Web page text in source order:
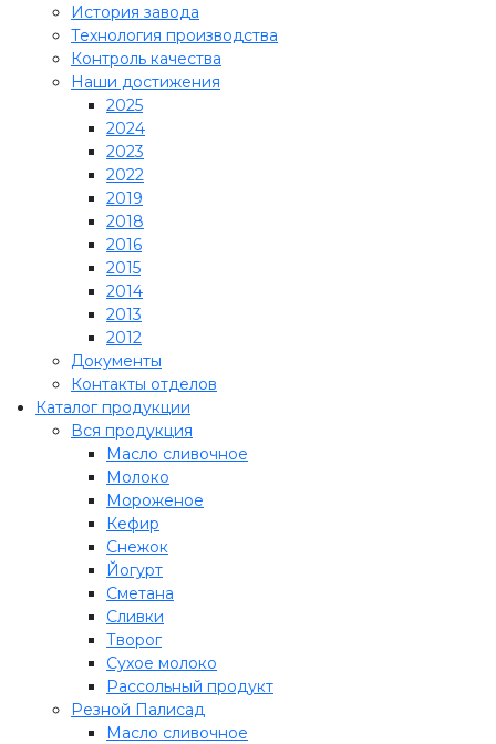
История завода
Технология производства
Контроль качества
Наши достижения
2025
2024
2023
2022
2019
2018
2016
2015
2014
2013
2012
Документы
Контакты отделов
Каталог продукции
Вся продукция
Масло сливочное
Молоко
Мороженое
Кефир
Снежок
Йогурт
Сметана
Сливки
Творог
Сухое молоко
Рассольный продукт
Резной Палисад
Масло сливочное